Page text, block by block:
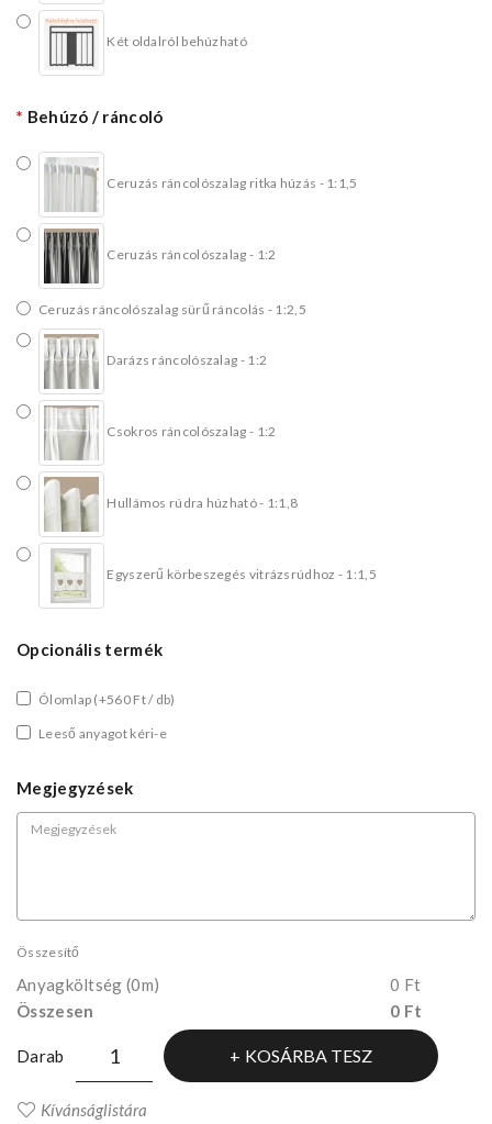
Két oldalról behúzható
Behúzó / ráncoló
Ceruzás ráncolószalag ritka húzás - 1:1,5
Ceruzás ráncolószalag - 1:2
Ceruzás ráncolószalag sürű ráncolás - 1:2,5
Darázs ráncolószalag - 1:2
Csokros ráncolószalag - 1:2
Hullámos rúdra húzható - 1:1,8
Egyszerű körbeszegés vitrázsrúdhoz - 1:1,5
Opcionális termék
Ólomlap (+560 Ft / db)
Leeső anyagot kéri-e
Megjegyzések
Összesítő
Anyagköltség (0m)
0 Ft
Összesen
0 Ft
Darab KOSÁRBA TESZ
Kívánságlistára